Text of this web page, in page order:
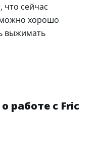
что сейчас
хорошо
выжимать
работе с Fric